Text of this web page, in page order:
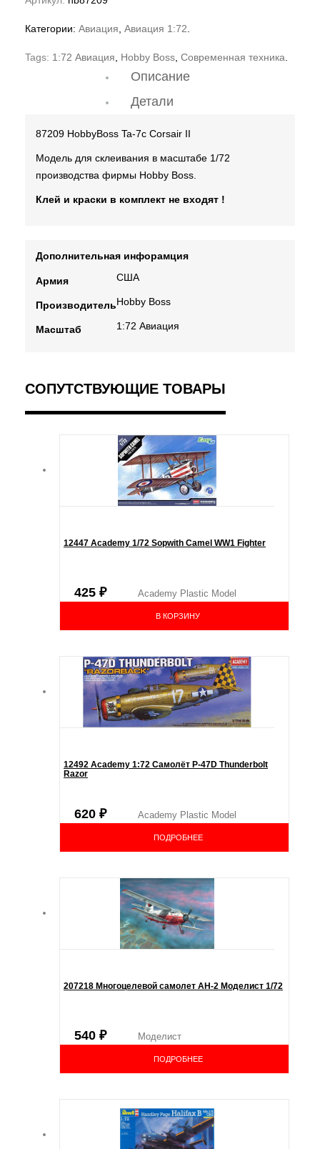
Категории: Авиация Авиация 1:72
Tags: 1:72 Авиация Hobby Boss Современная техника
Описание
Детали
87209 HobbyBoss Ta-7c Corsair II
Модель для склеивания в масштабе 1/72
производства фирмы Hobby Boss.
Клей и краски в комплект не входят !
Дополнительная инфорамция
Армия США
ПроизводительHobby Boss
Масштаб 1:72 Авиация
СОПУТСТВУЮЩИЕ ТОВАРЫ
12447 Academy 1/72 Sopwith Camel WW1 Fighter
425 ₽ Academy Plastic Model
В КОРЗИНУ
12492 Academy 1:72 Самолёт P-47D Thunderbolt
Razor
620 ₽ Academy Plastic Model
ПОДРОБНЕЕ
207218 Многоцелевой самолет АН-2 Моделист 1/72
540 ₽ Моделист
ПОДРОБНЕЕ